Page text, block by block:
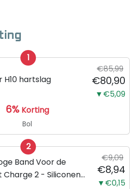
1
H10 hartslag
€85,99
€80,90
▼€5,09
6% Korting
Bol
2
Band Voor de
Charge 2 - Siliconen
€9,09
€8,94
▼€0,15